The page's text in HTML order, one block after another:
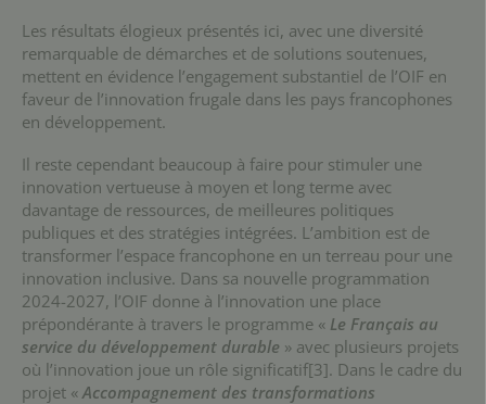
Les résultats élogieux présentés ici, avec une diversité
remarquable de démarches et de solutions soutenues,
mettent en évidence l’engagement substantiel de l’OIF en
faveur de l’innovation frugale dans les pays francophones
en développement.
Il reste cependant beaucoup à faire pour stimuler une
innovation vertueuse à moyen et long terme avec
davantage de ressources, de meilleures politiques
publiques et des stratégies intégrées. L’ambition est de
transformer l’espace francophone en un terreau pour une
innovation inclusive. Dans sa nouvelle programmation
2024-2027, l’OIF donne à l’innovation une place
prépondérante à travers le programme « Le Français au
service du développement durable » avec plusieurs projets
où l’innovation joue un rôle significatif[3]. Dans le cadre du
projet «Accompagnement des transformations